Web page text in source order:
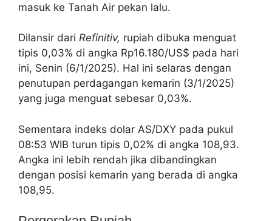
masuk ke Tanah Air pekan lalu.
Dilansir dari Refinitiv, rupiah dibuka menguat
tipis 0,03% di angka Rp16.180/US$ pada hari
ini, Senin (6/1/2025). Hal ini selaras dengan
penutupan perdagangan kemarin (3/1/2025)
yang juga menguat sebesar 0,03%.
Sementara indeks dolar AS/DXY pada pukul
08:53 WIB turun tipis 0,02% di angka 108,93.
Angka ini lebih rendah jika dibandingkan
dengan posisi kemarin yang berada di angka
108,95.